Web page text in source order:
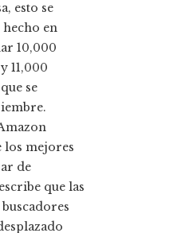
esto se
hecho en
10,000
11,000
se
los mejores
de
escribe que las